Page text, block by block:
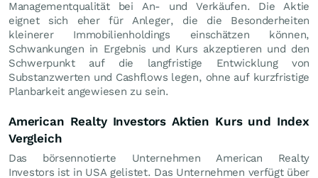
Managementqualität bei An- und Verkäufen. Die Aktie
eignet sich eher für Anleger, die die Besonderheiten
kleinerer Immobilienholdings einschätzen können,
Schwankungen in Ergebnis und Kurs akzeptieren und den
Schwerpunkt auf die langfristige Entwicklung von
Substanzwerten und Cashflows legen, ohne auf kurzfristige
Planbarkeit angewiesen zu sein.
American Realty Investors Aktien Kurs und Index
Vergleich
Das börsennotierte Unternehmen American Realty
Investors ist in USA gelistet. Das Unternehmen verfügt über